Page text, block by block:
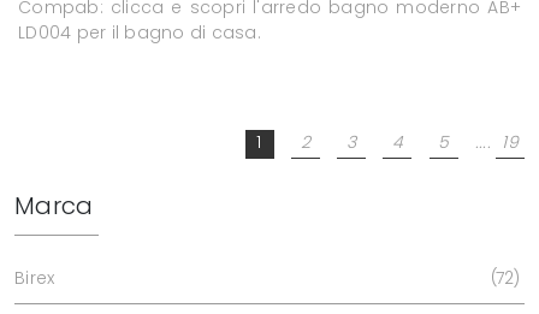
Compab: clicca e scopri l'arredo bagno moderno AB+
LD004 per il bagno di casa.
1 2 3 4 5 .... 19
Marca
Birex 72